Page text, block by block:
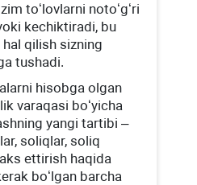
Sharhlar
Soliqning nomi oʻzgardi,
mohiyati esa shunday
Byudjet va davlat
oshirilgan stavkaning
qilishi bekor qilinmoqda.
toʻlovlarni notoʻgʻri
kechiktiradi, bu
qilish sizning
tushadi.
hisobga olgan
varaqasi boʻyicha
yangi tartibi –
soliqlar, soliq
ettirish haqida
boʻlgan barcha